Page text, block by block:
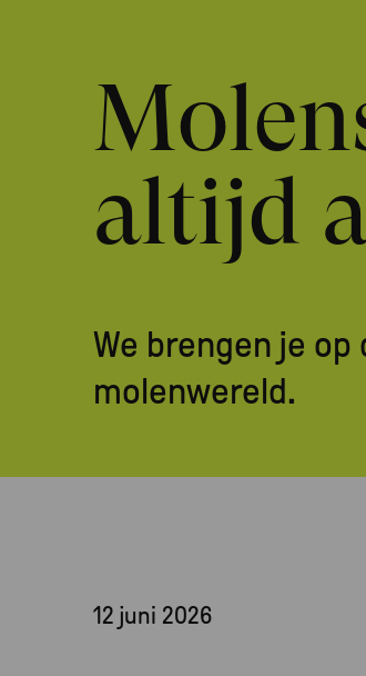
altijd
We brengen je
molenwereld.
12 juni 2026